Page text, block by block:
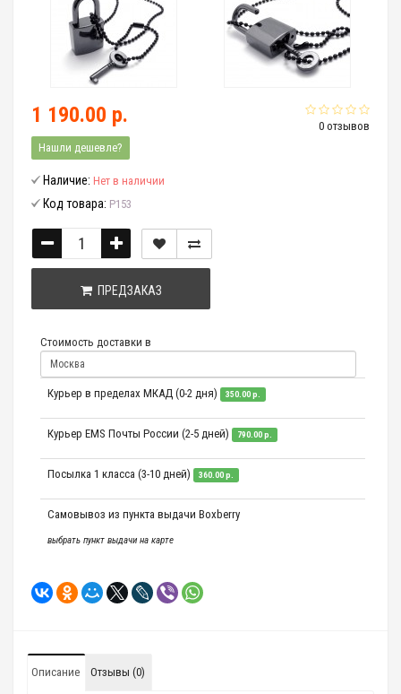
0 отзывов
1 190.00 р.
Нашли дешевле?
Наличие: Нет в наличии
Код товара: P153
ПРЕДЗАКАЗ
Стоимость доставки в
Курьер в пределах МКАД (0-2 дня) 350.00 р.
Курьер EMS Почты России (2-5 дней) 790.00 р.
Посылка 1 класса (3-10 дней) 360.00 р.
Самовывоз из пункта выдачи Boxberry
выбрать пункт выдачи на карте
Описание Отзывы (0)